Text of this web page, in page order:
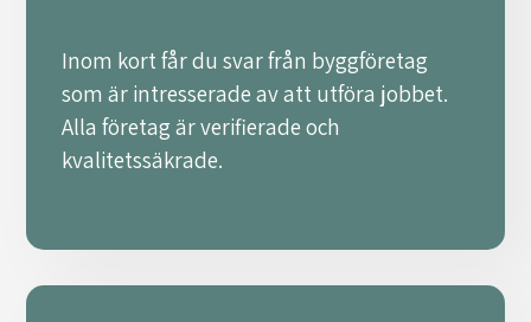
Inom kort får du svar från byggföretag
som är intresserade av att utföra jobbet.
Alla företag är verifierade och
kvalitetssäkrade.